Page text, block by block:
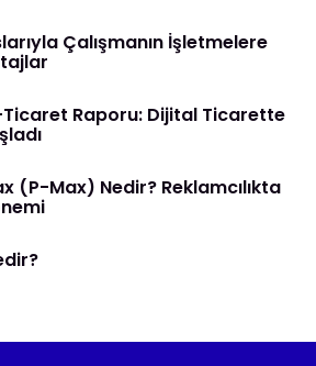
Çalışmanın İşletmelere
Ticaret Raporu: Dijital Ticarette
(P-Max) Nedir? Reklamcılıkta